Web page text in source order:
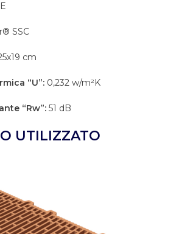
E
SSC
cm
“U”: 0,232 w/m²K
“Rw”: 51 dB
UTILIZZATO